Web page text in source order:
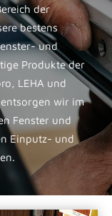
der
bestens
und
Produkte der
LEHA und
entsorgen wir im
Fenster und
Einputz- und